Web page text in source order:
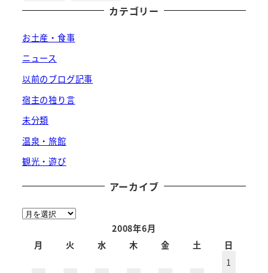
カテゴリー
お土産・食事
ニュース
以前のブログ記事
宿主の独り言
未分類
温泉・旅館
観光・遊び
アーカイブ
ア
2008年6月
月
火 水 木 金 土
日
1